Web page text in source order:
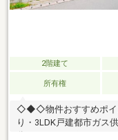
2階建て
所有権
◇◆◇物件おすすめポイ
り・3LDK戸建都市ガス